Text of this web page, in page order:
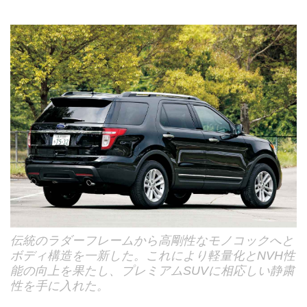
伝統のラダーフレームから高剛性なモノコックへと
ボディ構造を一新した。これにより軽量化とNVH性
能の向上を果たし、プレミアムSUVに相応しい静粛
性を手に入れた。